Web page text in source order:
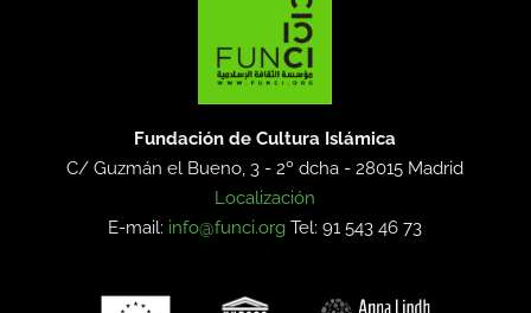
Fundación de Cultura Islámica
C/ Guzmán el Bueno, 3 - 2º dcha -28015 Madrid
Localización
E-mail: info@funci.org Tel: 91 543 46 73